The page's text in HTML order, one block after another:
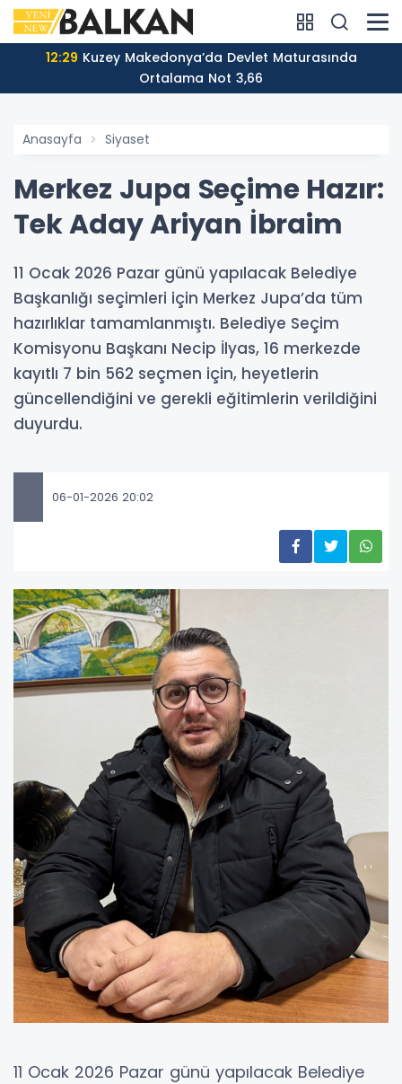
12:29
Ortalama Not 3,66
Anasayfa Siyaset
Merkez Jupa Seçime Hazır:
Tek Aday Ariyan İbraim
11 Ocak 2026 Pazar günü yapılacak Belediye
Başkanlığı seçimleri için Merkez Jupa’da tüm
hazırlıklar tamamlanmıştı. Belediye Seçim
Komisyonu Başkanı Necip İlyas, 16 merkezde
kayıtlı 7 bin 562 seçmen için, heyetlerin
güncellendiğini ve gerekli eğitimlerin verildiğini
duyurdu.
06-01-2026 20:02
11 Ocak 2026 Pazar günü yapılacak Belediye